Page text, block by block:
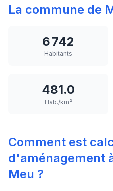
La commune de
6 742
Habitants
481.0
Hab./km²
Comment est
d'aménagement
Meu ?